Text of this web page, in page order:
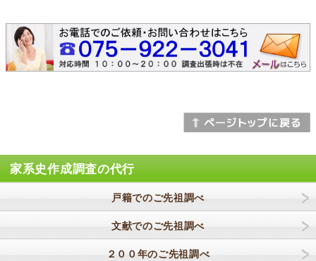
家系史作成調査の代行
戸籍でのご先祖調べ
文献でのご先祖調べ
２００年のご先祖調べ